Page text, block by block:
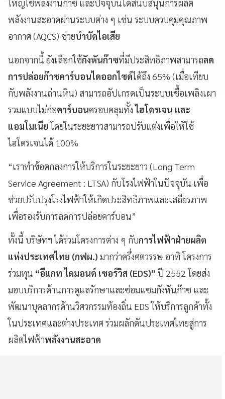
ใหญ่ใช้พลังงานก๊าซ และปัจจุบันได้สนับสนุนการผลิต
พลังงานสะอาดผ่านระบบต่าง ๆ เช่น ระบบควบคุมคุณภาพ
อากาศ (AQCS) ช่วยบำบัดไอเสีย
นอกจากนี้ ยังเลือกใช้กังหันก๊าซที่มีประสิทธิภาพสามารถลด
การปล่อยก๊าซคาร์บอนไดออกไซด์ได้ถึง 65% (เมื่อเทียบ
กับพลังงานถ่านหิน) สามารถอัปเกรดเป็นระบบเชื้อเพลิงเผา
รวมแบบไม่ก่อคาร์บอนครอบคลุมทั้งไฮโดรเจน และ
แอมโมเนียโดยในระยะยาวสามารถปรับแต่งเพื่อให้ใช้
ไฮโดรเจนได้ 100%
“เราทำข้อตกลงการให้บริการในระยะยาว (Long Term
Service Agreement : LTSA) กับโรงไฟฟ้าในปัจจุบัน เพื่อ
ช่วยปรับปรุงโรงไฟฟ้าให้เกิดประสิทธิภาพและเสถียรภาพ
เพื่อรองรับการลดการปล่อยคาร์บอน”
ทั้งนี้ บริษัทฯ ได้ร่วมโครงการต่าง ๆ กับการไฟฟ้าฝ่ายผลิต
แห่งประเทศไทย (กฟผ.) มากว่าครึ่งศตวรรษ อาทิ โครงการ
ร่วมทุน “อีแกท ไดมอนด์ เซอร์วิส (EDS)” ปี 2552 โดยส่ง
มอบบริการด้านการดูแลรักษาและซ่อมแซมกังหันก๊าซ และ
พัฒนาบุคลากรด้านวิศวกรรมท้องถิ่น EDS ให้บริการลูกค้าทั้ง
ในประเทศและต่างประเทศ ร่วมผลักดันประเทศไทยสู่การ
ผลิตไฟฟ้าพลังงานสะอาด